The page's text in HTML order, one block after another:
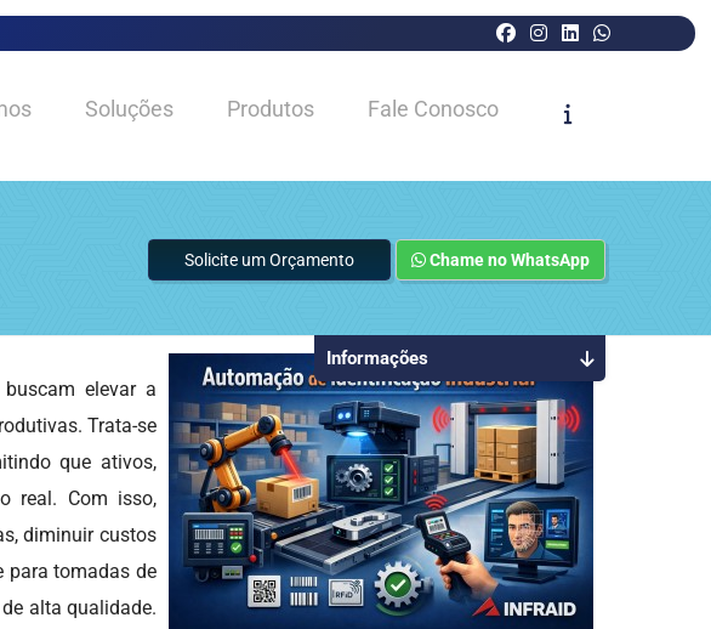
Soluções Produtos Fale Conosco
Solicite um Orçamento Chame no WhatsApp
elevar a
Trata-se
que ativos,
real. Com isso,
diminuir custos
para tomadas de
alta qualidade.
Informações